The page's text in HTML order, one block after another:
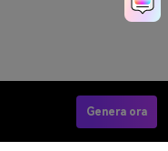
Genera ora